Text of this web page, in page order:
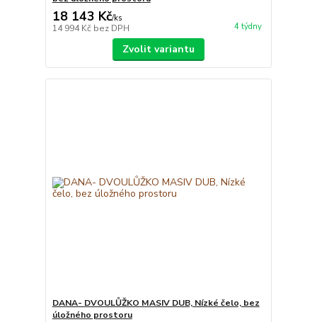
18 143 Kč/ks
14 994 Kč bez DPH 4 týdny
Zvolit variantu
DANA- DVOULŮŽKO MASIV DUB, Nízké čelo, bez
úložného prostoru